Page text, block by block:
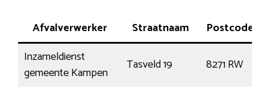
Afvalverwerker Straatnaam
Postcode
Inzameldienst
gemeente Kampen
Tasveld 19 8271 RW